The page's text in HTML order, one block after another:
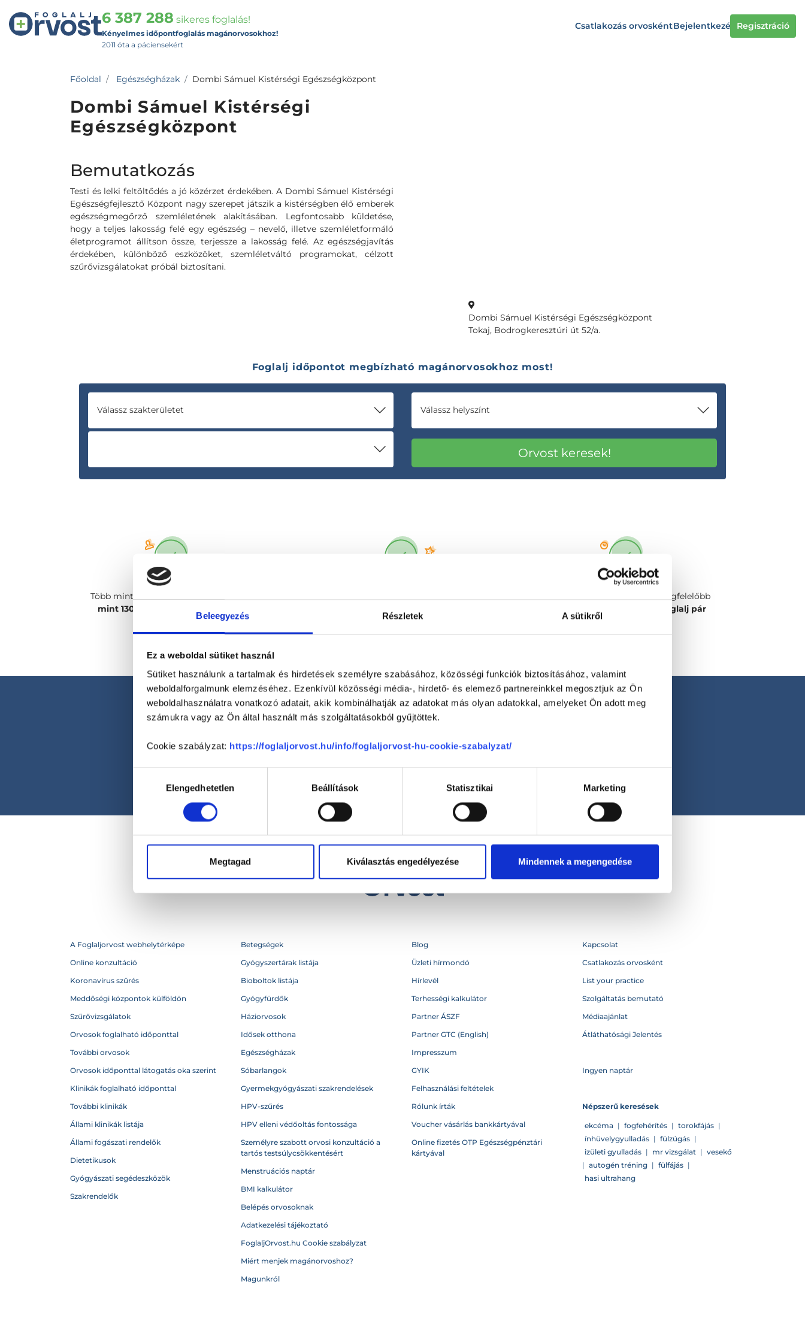
Beleegyezés Részletek A sütikről
Ez a weboldal sütiket használ
Sütiket használunk a tartalmak és hirdetések személyre szabásához, közösségi funkciók biztosításához, valamint
weboldalforgalmunk elemzéséhez. Ezenkívül közösségi média-, hirdető- és elemező partnereinkkel megosztjuk az Ön
weboldalhasználatra vonatkozó adatait, akik kombinálhatják az adatokat más olyan adatokkal, amelyeket Ön adott meg
számukra vagy az Ön által használt más szolgáltatásokból gyűjtöttek.
Cookie szabályzat: https://foglaljorvost.hu/info/foglaljorvost-hu-cookie-szabalyzat/
kiválasztásaElengedhetetlen Beállítások Statisztikai Marketing
Megtagad Kiválasztás engedélyezése Mindennek a megengedése
6 387 288 sikeres foglalás!
Kényelmes időpontfoglalás magánorvosokhoz!
2011 óta a páciensekért
Csatlakozás orvoskéntBejelentkezés Regisztráció
Főoldal Egészségházak Dombi Sámuel Kistérségi Egészségközpont
Dombi Sámuel Kistérségi
Egészségközpont
Bemutatkozás
Testi és lelki feltöltődés a jó közérzet érdekében. A Dombi Sámuel Kistérségi
Egészségfejlesztő Központ nagy szerepet játszik a kistérségben élő emberek
egészségmegőrző szemléletének alakításában. Legfontosabb küldetése,
hogy a teljes lakosság felé egy egészség – nevelő, illetve szemléletformáló
életprogramot állítson össze, terjessze a lakosság felé. Az egészségjavítás
érdekében, különböző eszközöket, szemléletváltó programokat, célzott
szűrővizsgálatokat próbál biztosítani.
Dombi Sámuel Kistérségi Egészségközpont
Tokaj, Bodrogkeresztúri út 52/a.
Foglalj időpontot megbízható magánorvosokhoz most!
Válassz szakterületet Válassz helyszínt
Több mint
mint 130 szakterületen
Válaszd ki a számodra legmegfelelőbb
foglalj pár
Telefon
(H-P: 8:00-20:00)
A Foglaljorvost webhelytérképe
Online konzultáció
Koronavírus szűrés
Meddőségi központok külföldön
Szűrővizsgálatok
Orvosok foglalható időponttal
További orvosok
Orvosok időponttal látogatás oka szerint
Klinikák foglalható időponttal
További klinikák
Állami klinikák listája
Állami fogászati rendelők
Dietetikusok
Gyógyászati segédeszközök
Szakrendelők
Betegségek
Gyógyszertárak listája
Bioboltok listája
Gyógyfürdők
Háziorvosok
Idősek otthona
Egészségházak
Sóbarlangok
Gyermekgyógyászati szakrendelések
HPV-szűrés
HPV elleni védőoltás fontossága
Személyre szabott orvosi konzultáció a
tartós testsúlycsökkentésért
Menstruációs naptár
BMI kalkulátor
Belépés orvosoknak
Adatkezelési tájékoztató
FoglaljOrvost.hu Cookie szabályzat
Miért menjek magánorvoshoz?
Magunkról
Blog
Üzleti hírmondó
Hírlevél
Terhességi kalkulátor
Partner ÁSZF
Partner GTC (English)
Impresszum
GYIK
Felhasználási feltételek
Rólunk írták
Voucher vásárlás bankkártyával
Online fizetés OTP Egészségpénztári
kártyával
Kapcsolat
Csatlakozás orvosként
List your practice
Szolgáltatás bemutató
Médiaajánlat
Átláthatósági Jelentés
Ingyen naptár
Népszerű keresések
ekcéma | fogfehérítés | torokfájás |
ínhüvelygyulladás | fülzúgás |
izületi gyulladás | mr vizsgálat | vesekő
| autogén tréning | fülfájás |
hasi ultrahang